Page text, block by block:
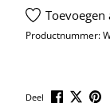
Productnummer:
Deel